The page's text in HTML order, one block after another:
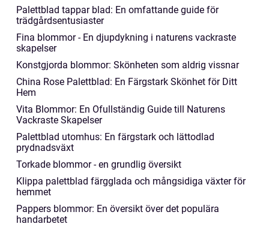
Palettblad tappar blad: En omfattande guide för
trädgårdsentusiaster
Fina blommor - En djupdykning i naturens vackraste
skapelser
Konstgjorda blommor: Skönheten som aldrig vissnar
China Rose Palettblad: En Färgstark Skönhet för Ditt
Hem
Vita Blommor: En Ofullständig Guide till Naturens
Vackraste Skapelser
Palettblad utomhus: En färgstark och lättodlad
prydnadsväxt
Torkade blommor - en grundlig översikt
Klippa palettblad färgglada och mångsidiga växter för
hemmet
Pappers blommor: En översikt över det populära
handarbetet